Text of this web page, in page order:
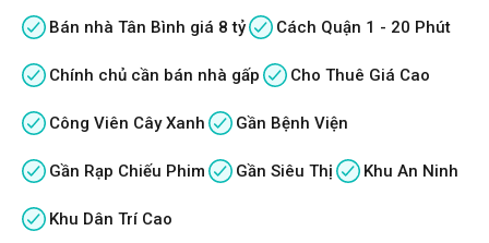
Bán nhà Tân Bình giá 8 tỷ Cách Quận 1 - 20 Phút
Chính chủ cần bán nhà gấp Cho Thuê Giá Cao
Công Viên Cây Xanh Gần Bệnh Viện
Gần Rạp Chiếu Phim Gần Siêu Thị Khu An Ninh
Khu Dân Trí Cao